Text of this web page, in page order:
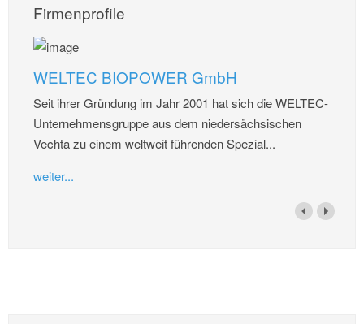
Firmenprofile
WELTEC BIOPOWER GmbH
Seit ihrer Gründung im Jahr 2001 hat sich die WELTEC-
Unternehmensgruppe aus dem niedersächsischen
Vechta zu einem weltweit führenden Spezial...
weiter...